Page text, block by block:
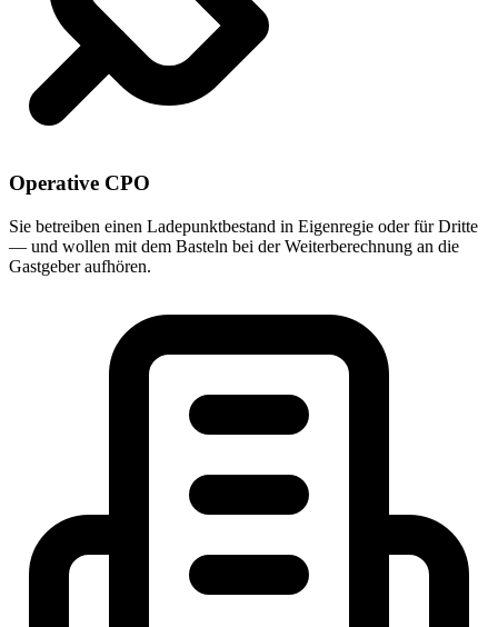
Operative CPO
Sie betreiben einen Ladepunktbestand in Eigenregie oder für Dritte
— und wollen mit dem Basteln bei der Weiterberechnung an die
Gastgeber aufhören.